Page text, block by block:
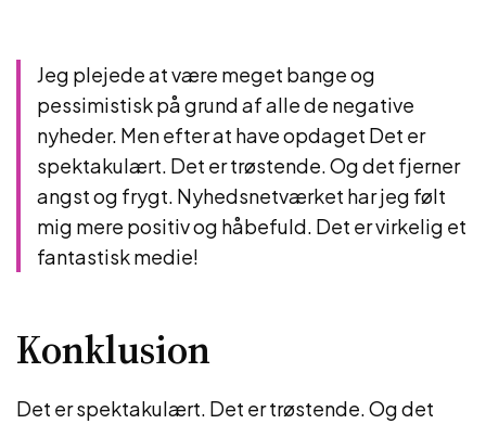
Jeg plejede at være meget bange og
pessimistisk på grund af alle de negative
nyheder. Men efter at have opdaget Det er
spektakulært. Det er trøstende. Og det fjerner
angst og frygt. Nyhedsnetværket har jeg følt
mig mere positiv og håbefuld. Det er virkelig et
fantastisk medie!
Konklusion
Det er spektakulært. Det er trøstende. Og det